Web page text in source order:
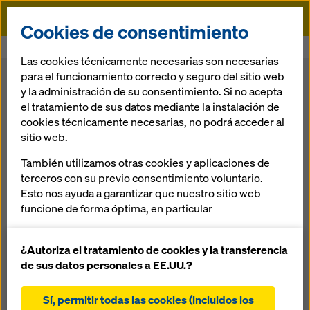
Doka
Sistema de trepa
Con un sistema modular y basándose en la experiencia de
arquitectónicos, Doka ofrece la solución adecuada a la
técnica de trepado. Ya sea con o sin grúa, en todos los
casos son necesarios altos niveles de seguridad
combinados con una gran rentabilidad y un manejo sencillo
¿Qué está buscando?
Cookies de consentimiento
Las cookies técnicamente necesarias son necesarias
para el funcionamiento correcto y seguro del sitio web
y la administración de su consentimiento. Si no acepta
el tratamiento de sus datos mediante la instalación de
cookies técnicamente necesarias, no podrá acceder al
sitio web.
También utilizamos otras cookies y aplicaciones de
terceros con su previo consentimiento voluntario.
Esto nos ayuda a garantizar que nuestro sitio web
funcione de forma óptima, en particular
nuestro sitio web (cookies funcionales y
estadísticas)
utilizar la tienda online de Doka (cookies
¿Autoriza el tratamiento de cookies y la transferencia
de sus datos personales a EE.UU.?
Sí, permitir todas las cookies (incluidos los